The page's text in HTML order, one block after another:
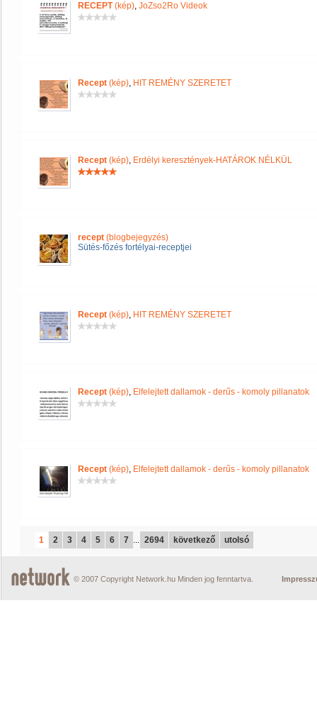
RECEPT(kép), JoZso2Ro Videok
Recept (kép), HIT REMÉNY SZERETET
Recept (kép), Erdélyi keresztények-HATÁROK NÉLKÜL
recept (blogbejegyzés)
Sütés-főzés fortélyai-receptjei
Recept (kép), HIT REMÉNY SZERETET
Recept (kép), Elfelejtett dallamok - derűs - komoly pillanatok
Recept (kép), Elfelejtett dallamok - derűs - komoly pillanatok
1 2 3 4 5 6 7 ... 2694 következő utolsó
© 2007 Copyright Network.hu Minden jog fenntartva.